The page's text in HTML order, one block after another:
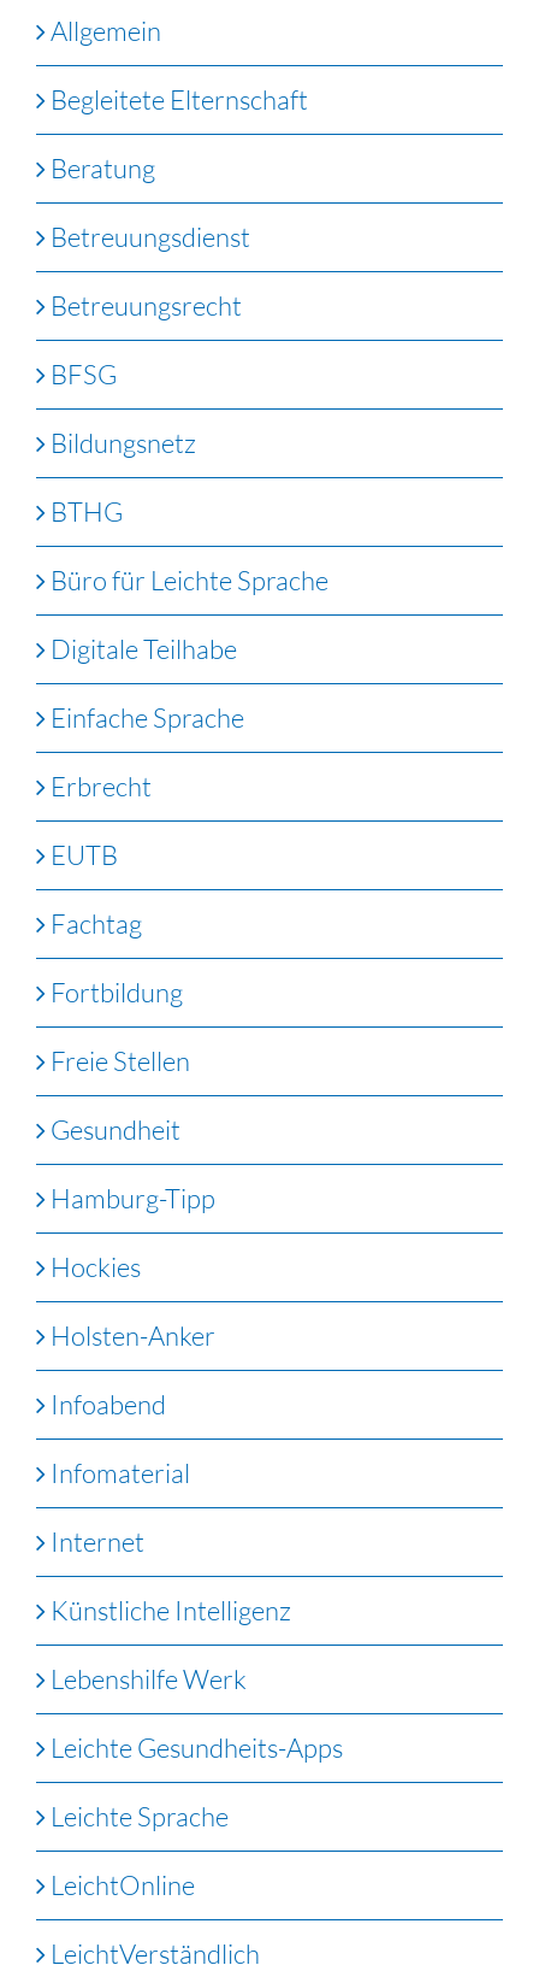
Allgemein
Begleitete Elternschaft
Beratung
Betreuungsdienst
Betreuungsrecht
BFSG
Bildungsnetz
BTHG
Büro für Leichte Sprache
Digitale Teilhabe
Einfache Sprache
Erbrecht
EUTB
Fachtag
Fortbildung
Freie Stellen
Gesundheit
Hamburg-Tipp
Hockies
Holsten-Anker
Infoabend
Infomaterial
Internet
Künstliche Intelligenz
Lebenshilfe Werk
Leichte Gesundheits-Apps
Leichte Sprache
LeichtOnline
LeichtVerständlich